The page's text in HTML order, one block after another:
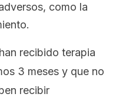
como la
recibido terapia
3 meses y que no
recibir